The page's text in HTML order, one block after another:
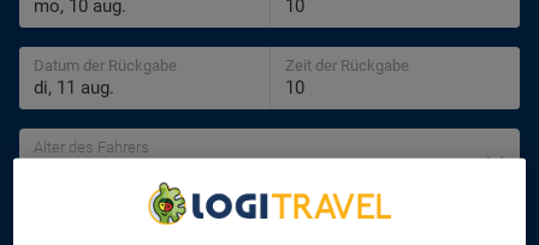
Datum der Rückgabe Zeit der Rückgabe
Alter des Fahrers